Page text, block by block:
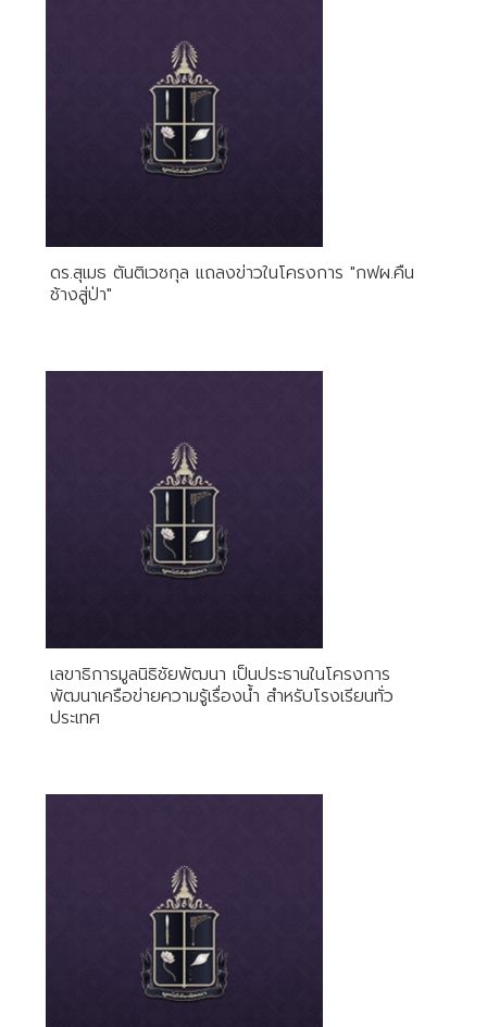
ดร.สุเมธ ตันติเวชกุล แถลงข่าวในโครงการ "กฟผ.คืน
ช้างสู่ป่า"
เลขาธิการมูลนิธิชัยพัฒนา เป็นประธานในโครงการ
พัฒนาเครือข่ายความรู้เรื่องน้ำ สำหรับโรงเรียนทั่ว
ประเทศ